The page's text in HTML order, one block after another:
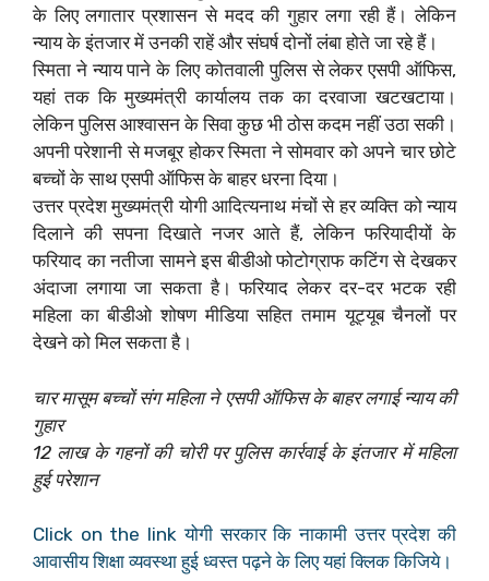
के लिए लगातार प्रशासन से मदद की गुहार लगा रही हैं। लेकिन
न्याय के इंतजार में उनकी राहें और संघर्ष दोनों लंबा होते जा रहे हैं।
स्मिता ने न्याय पाने के लिए कोतवाली पुलिस से लेकर एसपी ऑफिस,
यहां तक कि मुख्यमंत्री कार्यालय तक का दरवाजा खटखटाया।
लेकिन पुलिस आश्वासन के सिवा कुछ भी ठोस कदम नहीं उठा सकी।
अपनी परेशानी से मजबूर होकर स्मिता ने सोमवार को अपने चार छोटे
बच्चों के साथ एसपी ऑफिस के बाहर धरना दिया।
उत्तर प्रदेश मुख्यमंत्री योगी आदित्यनाथ मंचों से हर व्यक्ति को न्याय
दिलाने की सपना दिखाते नजर आते हैं, लेकिन फरियादीयों के
फरियाद का नतीजा सामने इस बीडीओ फोटोग्राफ कटिंग से देखकर
अंदाजा लगाया जा सकता है। फरियाद लेकर दर-दर भटक रही
महिला का बीडीओ शोषण मीडिया सहित तमाम यूट्यूब चैनलों पर
देखने को मिल सकता है।
चार मासूम बच्चों संग महिला ने एसपी ऑफिस के बाहर लगाई न्याय की
गुहार
12 लाख के गहनों की चोरी पर पुलिस कार्रवाई के इंतजार में महिला
हुई परेशान
Click on the link योगी सरकार कि नाकामी उत्तर प्रदेश की
आवासीय शिक्षा व्यवस्था हुई ध्वस्त पढ़ने के लिए यहां क्लिक किजिये।